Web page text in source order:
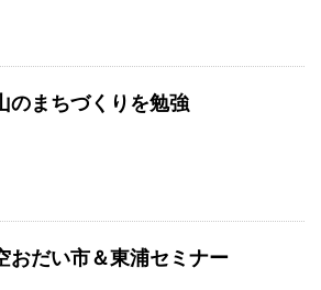
のまちづくりを勉強
おだい市＆東浦セミナー